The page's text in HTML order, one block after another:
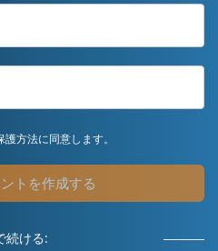
方法に同意します。
トを作成する
続ける: